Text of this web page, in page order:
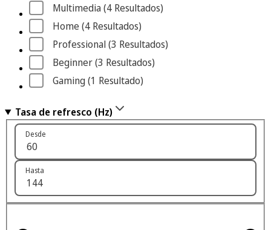
Multimedia (4 Resultados)
Home (4 Resultados)
Professional (3 Resultados)
Beginner (3 Resultados)
Gaming (1 Resultado)
Tasa de refresco (Hz)
Desde
Hasta